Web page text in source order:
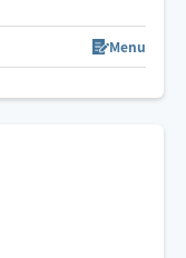
沼駅
メッセージをお願
さい😊
要時間等の関係
方はお断りさせ
Menu